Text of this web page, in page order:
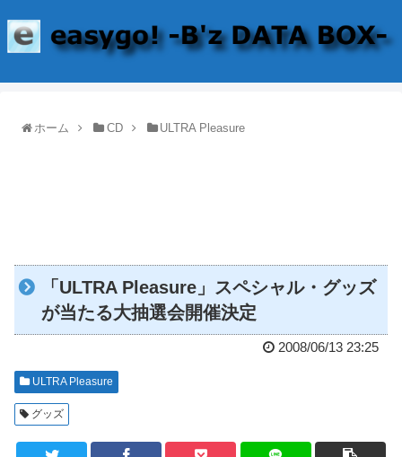
ホーム CD ULTRA Pleasure
「ULTRA Pleasure」スペシャル・グッズ
が当たる大抽選会開催決定
2008/06/13 23:25
ULTRA Pleasure
グッズ